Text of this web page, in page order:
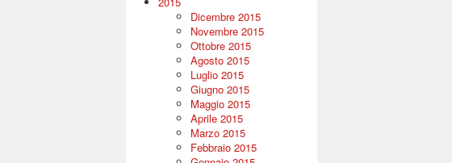
Dicembre 2015
Novembre 2015
Ottobre 2015
Agosto 2015
Luglio 2015
Giugno 2015
Maggio 2015
Aprile 2015
Marzo 2015
Febbraio 2015